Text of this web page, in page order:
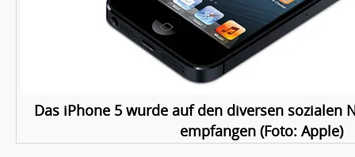
Das iPhone 5 wurde auf den diversen sozialen
empfangen (Foto: Apple)